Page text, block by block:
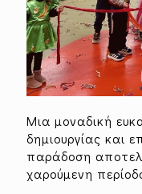
Μια μοναδική
δημιουργίας και
παράδοση
χαρούμενη